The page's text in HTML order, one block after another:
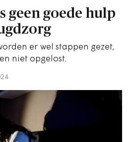
geen goede hulp
er wel stappen gezet,
niet opgelost.